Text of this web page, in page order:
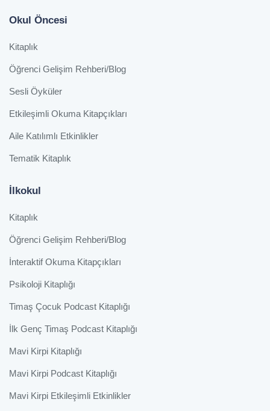
Okul Öncesi
Kitaplık
Öğrenci Gelişim Rehberi/Blog
Sesli Öyküler
Etkileşimli Okuma Kitapçıkları
Aile Katılımlı Etkinlikler
Tematik Kitaplık
İlkokul
Kitaplık
Öğrenci Gelişim Rehberi/Blog
İnteraktif Okuma Kitapçıkları
Psikoloji Kitaplığı
Timaş Çocuk Podcast Kitaplığı
İlk Genç Timaş Podcast Kitaplığı
Mavi Kirpi Kitaplığı
Mavi Kirpi Podcast Kitaplığı
Mavi Kirpi Etkileşimli Etkinlikler